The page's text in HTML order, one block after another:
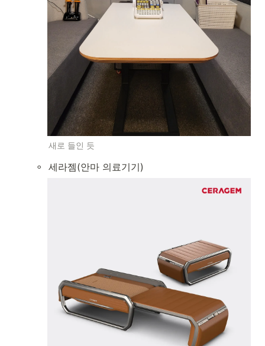
새로 들인 듯
◦ 세라젬(안마 의료기기)